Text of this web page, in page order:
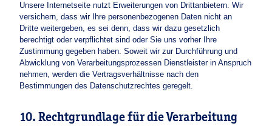
Unsere Internetseite nutzt Erweiterungen von Drittanbietern. Wir
versichern, dass wir Ihre personenbezogenen Daten nicht an
Dritte weitergeben, es sei denn, dass wir dazu gesetzlich
berechtigt oder verpflichtet sind oder Sie uns vorher Ihre
Zustimmung gegeben haben. Soweit wir zur Durchführung und
Abwicklung von Verarbeitungsprozessen Dienstleister in Anspruch
nehmen, werden die Vertragsverhältnisse nach den
Bestimmungen des Datenschutzrechtes geregelt.
10. Rechtgrundlage für die Verarbeitung